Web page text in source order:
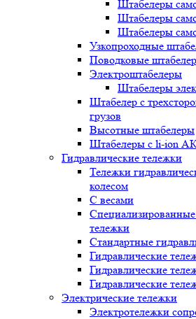
Штабелеры
Штабелеры
Штабелеры
Узкопроходные
Поводковые
Электроштабелеры
Штабелеры
Штабелер с
грузов
Высотные штабелеры
Штабелеры с li-ion
Гидравлические тележки
Тележки
колесом
С весами
тележки
Стандартные
Гидравлические
Гидравлические
Гидравлические
Электрические тележки
Электротележки